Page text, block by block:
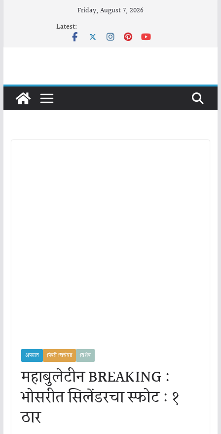
Friday, August 7, 2026
Latest:
अपघात पिंपरी चिचंवड विशेष
महाबुलेटीन BREAKING :
भोसरीत सिलेंडरचा स्फोट : १
ठार